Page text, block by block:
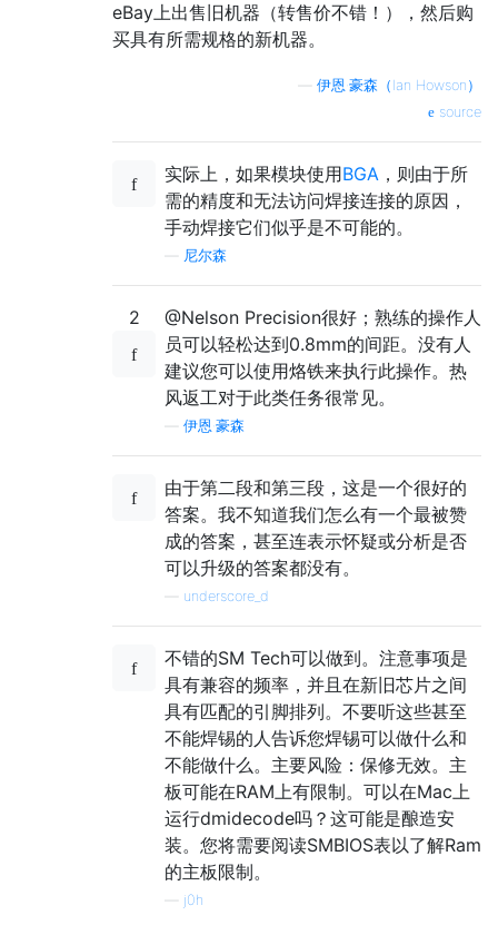
eBay上出售旧机器（转售价不错！），然后购
买具有所需规格的新机器。
伊恩·豪森（Ian Howson）
source
实际上，如果模块使用BGA ，则由于所
需的精度和无法访问焊接连接的原因，
手动焊接它们似乎是不可能的。
尼尔森
2
@Nelson Precision很好；熟练的操作人
员可以轻松达到0.8mm的间距。没有人
建议您可以使用烙铁来执行此操作。热
风返工对于此类任务很常见。
伊恩·豪森
由于第二段和第三段，这是一个很好的
答案。我不知道我们怎么有一个最被赞
成的答案，甚至连表示怀疑或分析是否
可以升级的答案都没有。
underscore_d
不错的SM Tech可以做到。注意事项是
具有兼容的频率，并且在新旧芯片之间
具有匹配的引脚排列。不要听这些甚至
不能焊锡的人告诉您焊锡可以做什么和
不能做什么。主要风险：保修无效。主
板可能在RAM上有限制。可以在Mac上
运行dmidecode吗？这可能是酿造安
装。您将需要阅读SMBIOS表以了解Ram
的主板限制。
j0h